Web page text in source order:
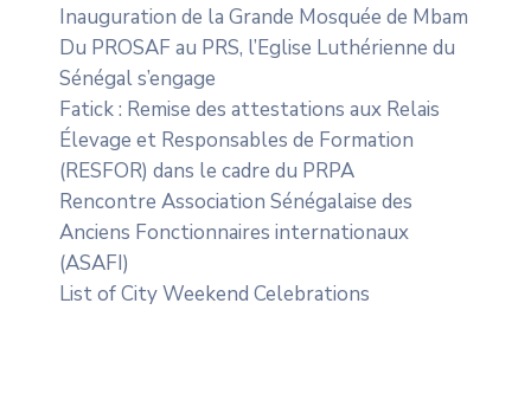
Inauguration de la Grande Mosquée de Mbam
Du PROSAF au PRS, l’Eglise Luthérienne du
Sénégal s’engage
Fatick : Remise des attestations aux Relais
Élevage et Responsables de Formation
(RESFOR) dans le cadre du PRPA
Rencontre Association Sénégalaise des
Anciens Fonctionnaires internationaux
(ASAFI)
List of City Weekend Celebrations